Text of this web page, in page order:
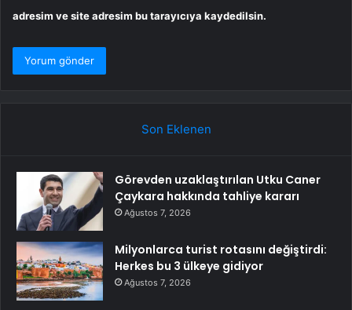
adresim ve site adresim bu tarayıcıya kaydedilsin.
Son Eklenen
Görevden uzaklaştırılan Utku Caner
Çaykara hakkında tahliye kararı
Ağustos 7, 2026
Milyonlarca turist rotasını değiştirdi:
Herkes bu 3 ülkeye gidiyor
Ağustos 7, 2026